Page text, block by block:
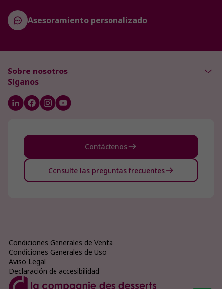
Asesoramiento personalizado
Sobre nosotros
Síganos
Contáctenos
Consulte las preguntas frecuentes
Condiciones Generales de Venta
Condiciones Generales de Uso
Aviso Legal
Declaración de accesibilidad